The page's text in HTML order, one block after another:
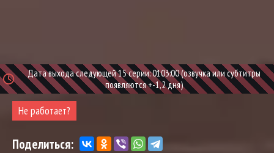
Дата выхода следующей 15 серии: 0103:00 (озвучка или субтитры
появляются +-1,2 дня)
Не работает?
Поделиться: